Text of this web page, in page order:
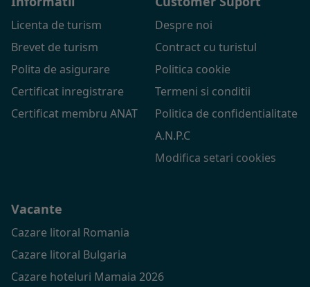
Licenta de turism
Brevet de turism
Polita de asigurare
Certificat inregistrare
Certificat membru ANAT
Despre noi
Contract cu turistul
Politica cookie
Termeni si conditii
Politica de confidentialitate
A.N.P.C
Modifica setari cookies
Vacante
Cazare litoral Romania
Cazare litoral Bulgaria
Cazare hoteluri Mamaia 2026